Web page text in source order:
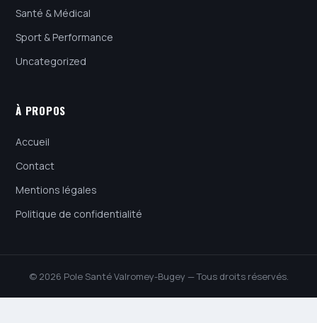
Santé & Médical
Sport & Performance
Uncategorized
À PROPOS
Accueil
Contact
Mentions légales
Politique de confidentialité
© 2026 Pole Santé Valromey-Bugey — Tous droits réservés.